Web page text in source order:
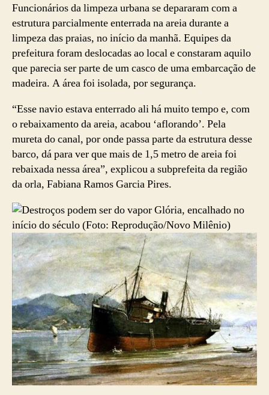
Funcionários da limpeza urbana se depararam com a
estrutura parcialmente enterrada na areia durante a
limpeza das praias, no início da manhã. Equipes da
prefeitura foram deslocadas ao local e constaram aquilo
que parecia ser parte de um casco de uma embarcação de
madeira. A área foi isolada, por segurança.
“Esse navio estava enterrado ali há muito tempo e, com
o rebaixamento da areia, acabou ‘aflorando’. Pela
mureta do canal, por onde passa parte da estrutura desse
barco, dá para ver que mais de 1,5 metro de areia foi
rebaixada nessa área”, explicou a subprefeita da região
da orla, Fabiana Ramos Garcia Pires.